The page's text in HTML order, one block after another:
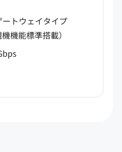
トウェイタイプ
機能標準搭載）